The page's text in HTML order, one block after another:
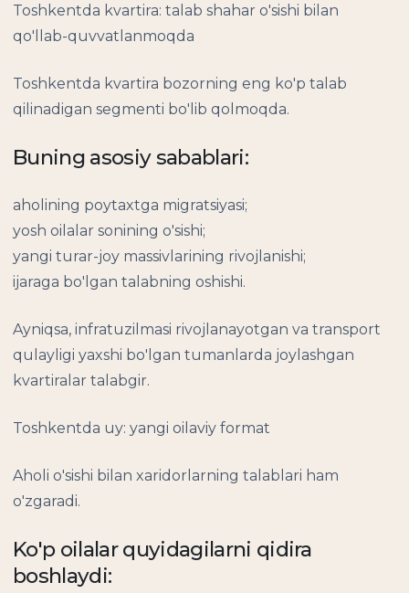
Toshkentda kvartira: talab shahar o'sishi bilan
qo'llab-quvvatlanmoqda
Toshkentda kvartira bozorning eng ko'p talab
qilinadigan segmenti bo'lib qolmoqda.
Buning asosiy sabablari:
aholining poytaxtga migratsiyasi;
yosh oilalar sonining o'sishi;
yangi turar-joy massivlarining rivojlanishi;
ijaraga bo'lgan talabning oshishi.
Ayniqsa, infratuzilmasi rivojlanayotgan va transport
qulayligi yaxshi bo'lgan tumanlarda joylashgan
kvartiralar talabgir.
Toshkentda uy: yangi oilaviy format
Aholi o'sishi bilan xaridorlarning talablari ham
o'zgaradi.
Ko'p oilalar quyidagilarni qidira
boshlaydi: